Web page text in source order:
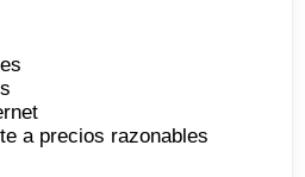
a precios razonables